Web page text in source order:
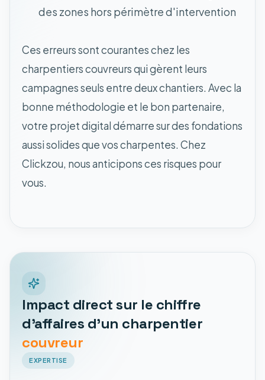
des zones hors périmètre d'intervention
Ces erreurs sont courantes chez les
charpentiers couvreurs qui gèrent leurs
campagnes seuls entre deux chantiers. Avec la
bonne méthodologie et le bon partenaire,
votre projet digital démarre sur des fondations
aussi solides que vos charpentes. Chez
Clickzou, nous anticipons ces risques pour
vous.
Impact direct sur le chiffre
d'affaires d'un charpentier
couvreur
EXPERTISE